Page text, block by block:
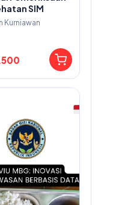
SIM
Kurniawan